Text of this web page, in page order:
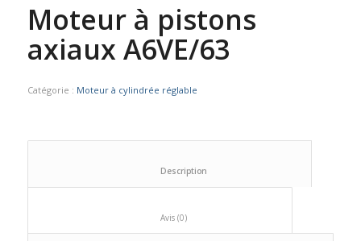
Moteur à pistons
axiaux A6VE/63
Catégorie : Moteur à cylindrée réglable
						Avis (0)